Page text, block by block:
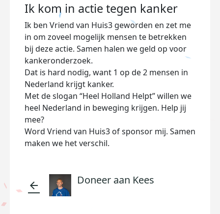
Ik kom in actie tegen kanker
Ik ben Vriend van Huis3 geworden en zet me
in om zoveel mogelijk mensen te betrekken
bij deze actie. Samen halen we geld op voor
kankeronderzoek.
Dat is hard nodig, want 1 op de 2 mensen in
Nederland krijgt kanker.
Met de slogan “Heel Holland Helpt” willen we
heel Nederland in beweging krijgen. Help jij
mee?
Word Vriend van Huis3 of sponsor mij. Samen
maken we het verschil.
arrow_back Doneer aan Kees